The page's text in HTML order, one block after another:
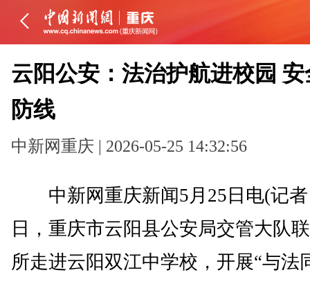
云阳公安：法治护航进校园
防线
中新网重庆 | 2026-05-25 14:32:56
中新网重庆新闻5月25日电(记者
日，重庆市云阳县公安局交管大队
所走进云阳双江中学校，开展“与法